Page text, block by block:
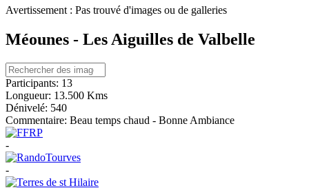
Avertissement : Pas trouvé d'images ou de galleries
Méounes - Les Aiguilles de Valbelle
Participants: 13
Longueur: 13.500 Kms
Dénivelé: 540
Commentaire: Beau temps chaud - Bonne Ambiance
-
-